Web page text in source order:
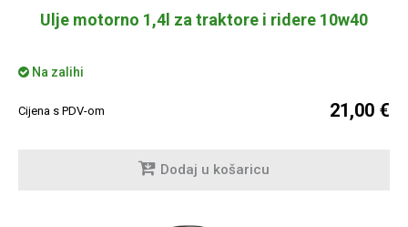
Ulje motorno 1,4l za traktore i ridere 10w40
Na zalihi
Cijena s PDV-om 21,00 €
Dodaj u košaricu